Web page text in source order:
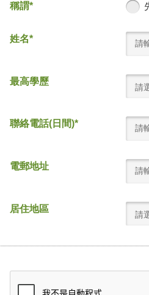
稱謂*
姓名*
最高學歷
請
聯絡電話(日間)*
電郵地址
居住地區
請